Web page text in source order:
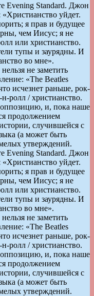
Evening Standard. Джон
уйдет.
я прав и будущее
чем Иисус; я не
или христианство.
тупы и заурядны. И
во мне».
не заметить
«The Beatles
исчезнет раньше, рок-
ролл / христианство.
и, пока наше
продолжением
случившейся с
(а может быть
утверждений.
Evening Standard. Джон
уйдет.
я прав и будущее
чем Иисус; я не
или христианство.
тупы и заурядны. И
во мне».
не заметить
«The Beatles
исчезнет раньше, рок-
ролл / христианство.
и, пока наше
продолжением
случившейся с
(а может быть
утверждений.